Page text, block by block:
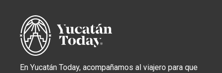
En Yucatán Today, acompañamos al viajero para que